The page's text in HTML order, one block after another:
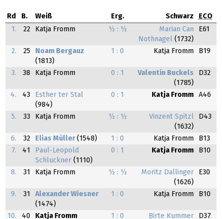
Rd B. Weiß Erg. Schwarz
ECO
1.
22 Katja Fromm ½ : ½
Marian Can
Nothnagel
(1732)
E61
2. 25
Noam Bergauz
(1813)
1 : 0 Katja Fromm B19
3. 38 Katja Fromm 0 : 1
Valentin Buckels
(1785)
D32
4. 43
Esther ter Stal
(984)
0 : 1 Katja Fromm A46
5. 33 Katja Fromm ½ : ½
Vinzent Spitzl
(1632)
D43
6. 32 Elias Müller (1548) 1 : 0 Katja Fromm
B13
7.
41
Paul-Leopold
Schluckner (1110)
0 : 1 Katja Fromm B10
8. 31 Katja Fromm ½ : ½
Moritz Dallinger
(1626)
E30
9. 31
Alexander Wiesner
(1474)
1 : 0 Katja Fromm B10
10. 40 Katja Fromm 1 : 0 Birte Kummer D37